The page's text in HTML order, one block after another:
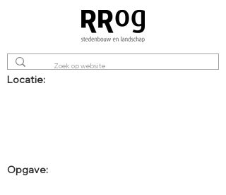
Locatie:
Opgave: